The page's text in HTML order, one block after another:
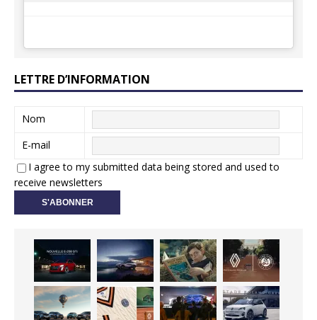
LETTRE D’INFORMATION
Nom
E-mail
I agree to my submitted data being stored and used to
receive newsletters